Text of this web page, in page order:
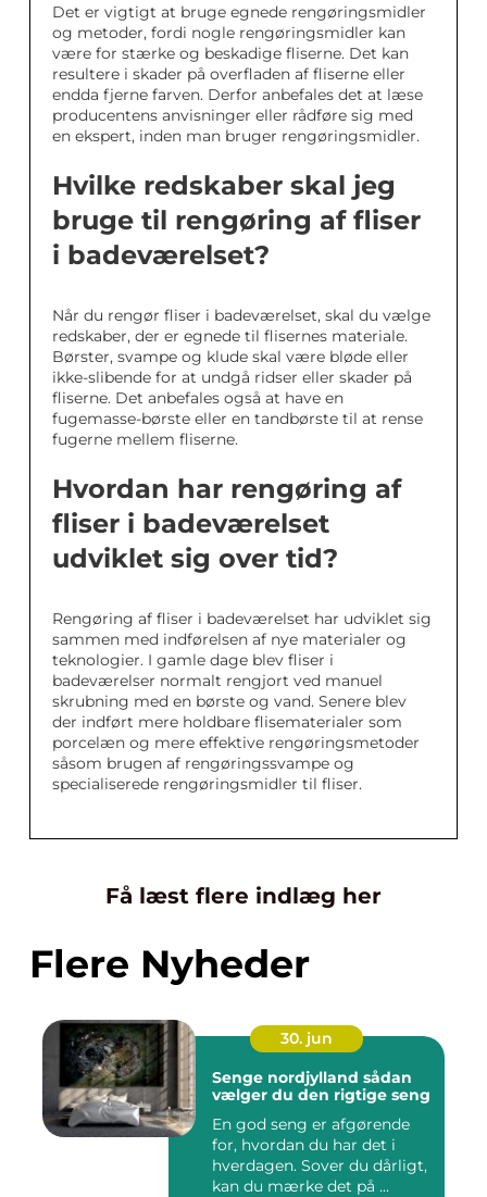
Det er vigtigt at bruge egnede rengøringsmidler
og metoder, fordi nogle rengøringsmidler kan
være for stærke og beskadige fliserne. Det kan
resultere i skader på overfladen af fliserne eller
endda fjerne farven. Derfor anbefales det at læse
producentens anvisninger eller rådføre sig med
en ekspert, inden man bruger rengøringsmidler.
Hvilke redskaber skal jeg
bruge til rengøring af fliser
i badeværelset?
Når du rengør fliser i badeværelset, skal du vælge
redskaber, der er egnede til flisernes materiale.
Børster, svampe og klude skal være bløde eller
ikke-slibende for at undgå ridser eller skader på
fliserne. Det anbefales også at have en
fugemasse-børste eller en tandbørste til at rense
fugerne mellem fliserne.
Hvordan har rengøring af
fliser i badeværelset
udviklet sig over tid?
Rengøring af fliser i badeværelset har udviklet sig
sammen med indførelsen af nye materialer og
teknologier. I gamle dage blev fliser i
badeværelser normalt rengjort ved manuel
skrubning med en børste og vand. Senere blev
der indført mere holdbare flisematerialer som
porcelæn og mere effektive rengøringsmetoder
såsom brugen af rengøringssvampe og
specialiserede rengøringsmidler til fliser.
Få læst flere indlæg her
Flere Nyheder
30. jun
Senge nordjylland sådan
vælger du den rigtige seng
En god seng er afgørende
for, hvordan du har det i
hverdagen. Sover du dårligt,
kan du mærke det på ...